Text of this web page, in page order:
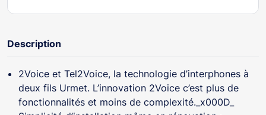
Description
2Voice et Tel2Voice, la technologie d’interphones à
deux fils Urmet. L’innovation 2Voice c’est plus de
fonctionnalités et moins de complexité._x000D_